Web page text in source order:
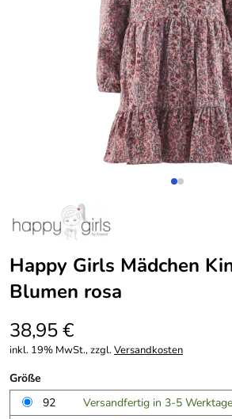
Happy Girls Mädchen
Blumen rosa
38,95 €
inkl. 19% MwSt., zzgl.Versandkosten
Größe
92
Versandfertig in 3-5